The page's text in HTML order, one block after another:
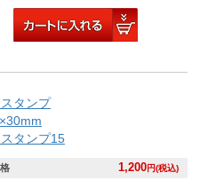
タンプ
タンプ15
1,200円(税込)